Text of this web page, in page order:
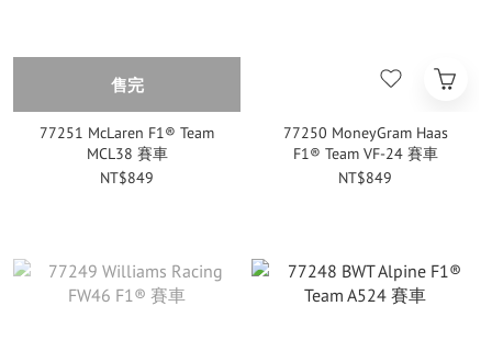
售完
77251 McLaren F1® Team
MCL38 賽車
NT$849
77250 MoneyGram Haas
F1® Team VF-24 賽車
NT$849